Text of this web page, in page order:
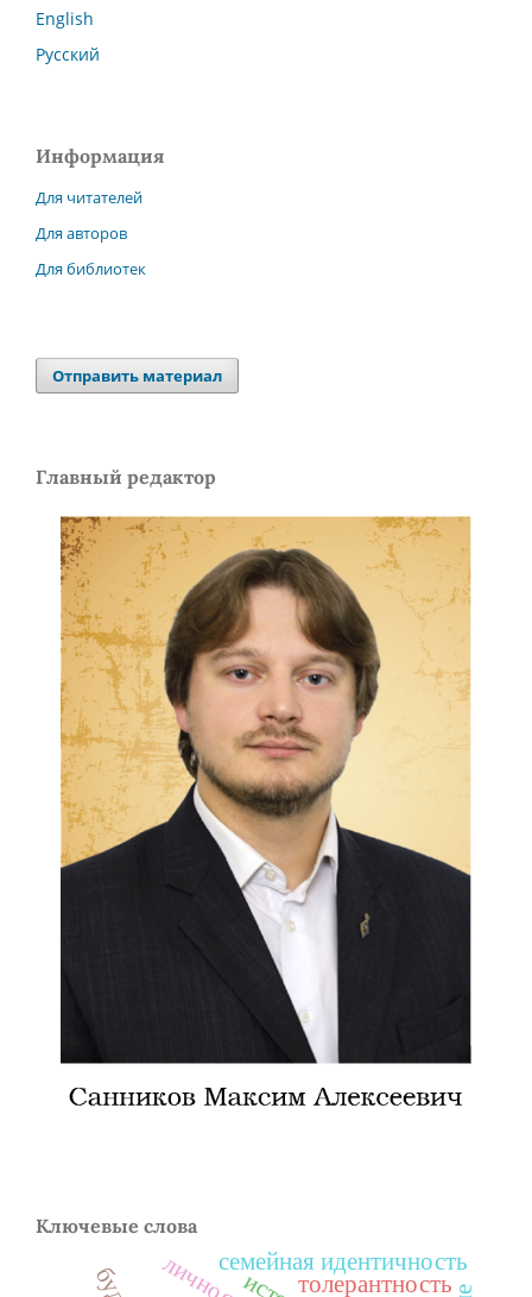
English
Русский
Информация
Для читателей
Для авторов
Для библиотек
Отправить материал
Главный редактор
Ключевые слова
семейная идентичность
толерантность